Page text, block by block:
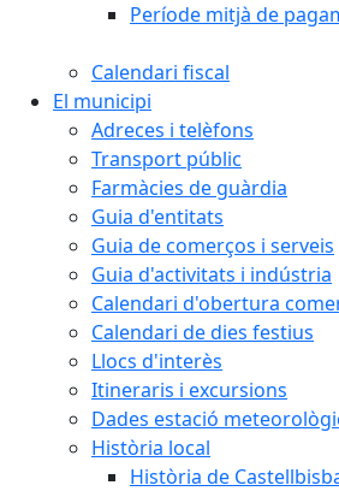
Període mitjà de
Calendari fiscal
El municipi
Adreces i telèfons
Transport públic
Farmàcies de guàrdia
Guia d'entitats
Guia de comerços i serveis
Guia d'activitats i indústria
Calendari d'obertura
Calendari de dies festius
Llocs d'interès
Itineraris i excursions
Dades estació
Història local
Història de